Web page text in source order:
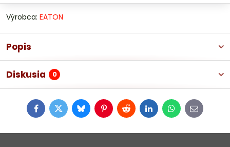
Výrobca: EATON
Popis
Diskusia 0
FacebookTwitterBlueskyPinterestRedditLinkedInWhatsApp
E-
mail